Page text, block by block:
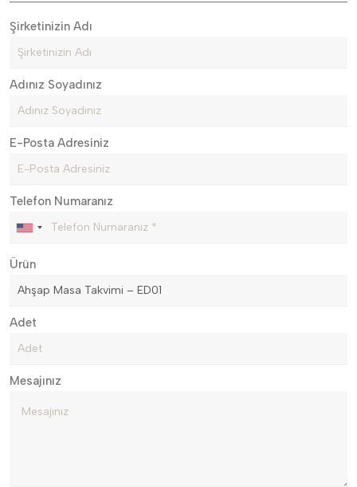
Şirketinizin Adı
Adınız Soyadınız
E-Posta Adresiniz
Telefon Numaranız
Ürün
Adet
Mesajınız